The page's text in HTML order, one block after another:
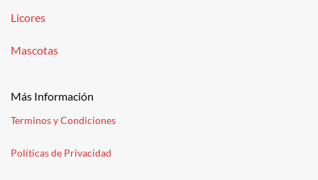
Licores
Mascotas
Más Información
Terminos y Condiciones
Políticas de Privacidad